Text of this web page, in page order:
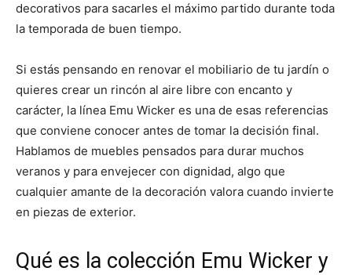
decorativos para sacarles el máximo partido durante toda
la temporada de buen tiempo.
Si estás pensando en renovar el mobiliario de tu jardín o
quieres crear un rincón al aire libre con encanto y
carácter, la línea Emu Wicker es una de esas referencias
que conviene conocer antes de tomar la decisión final.
Hablamos de muebles pensados para durar muchos
veranos y para envejecer con dignidad, algo que
cualquier amante de la decoración valora cuando invierte
en piezas de exterior.
Qué es la colección Emu Wicker y